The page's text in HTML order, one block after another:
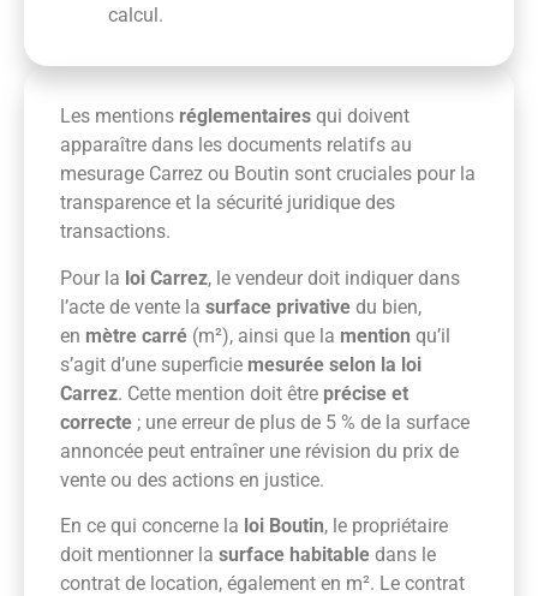
calcul.
Les mentions réglementaires qui doivent
apparaître dans les documents relatifs au
mesurage Carrez ou Boutin sont cruciales pour la
transparence et la sécurité juridique des
transactions.
Pour la loi Carrez, le vendeur doit indiquer dans
l’acte de vente la surface privative du bien,
en mètre carré (m²), ainsi que la mention qu’il
s’agit d’une superficie mesurée selon la loi
Carrez. Cette mention doit être précise et
correcte ; une erreur de plus de 5 % de la surface
annoncée peut entraîner une révision du prix de
vente ou des actions en justice.
En ce qui concerne la loi Boutin, le propriétaire
doit mentionner la surface habitable dans le
contrat de location, également en m². Le contrat